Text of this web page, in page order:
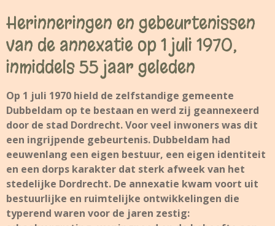
Herinneringen en gebeurtenissen
van de annexatie op 1 juli 1970,
inmiddels 55 jaar geleden
Op 1 juli 1970 hield de zelfstandige gemeente
Dubbeldam op te bestaan en werd zij geannexeerd
door de stad Dordrecht. Voor veel inwoners was dit
een ingrijpende gebeurtenis. Dubbeldam had
eeuwenlang een eigen bestuur, een eigen identiteit
en een dorps karakter dat sterk afweek van het
stedelijke Dordrecht. De annexatie kwam voort uit
bestuurlijke en ruimtelijke ontwikkelingen die
typerend waren voor de jaren zestig: